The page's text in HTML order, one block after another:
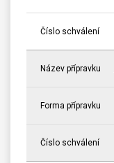
Číslo schválení
Název přípravku
Forma přípravku
Číslo schválení